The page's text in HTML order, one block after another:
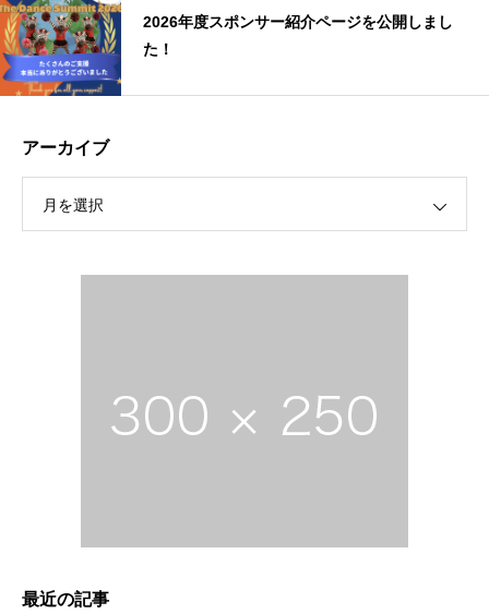
2026年度スポンサー紹介ページを公開しまし
た！
アーカイブ
月を選択
最近の記事